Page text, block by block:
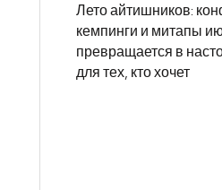
Лето айтишников:
кемпинги и митапы
превращается в
для тех, кто хочет